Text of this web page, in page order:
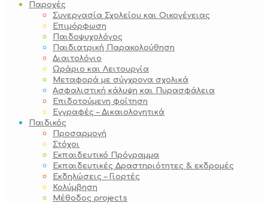
Παροχές
Συνεργασία Σχολείου και Οικογένειας
Επιμόρφωση
Παιδοψυχολόγος
Παιδιατρική Παρακολούθηση
Διαιτολόγιο
Ωράριο και Λειτουργία
Μεταφορά με σύγχρονα σχολικά
Ασφαλιστική κάλυψη και Πυρασφάλεια
Επιδοτούμενη φοίτηση
Εγγραφές – Δικαιολογητικά
Παιδικός
Προσαρμογή
Στόχοι
Εκπαιδευτικό Πρόγραμμα
Εκπαιδευτικές Δραστηριότητες & εκδρομές
Εκδηλώσεις – Γιορτές
Κολύμβηση
Μέθοδος projects